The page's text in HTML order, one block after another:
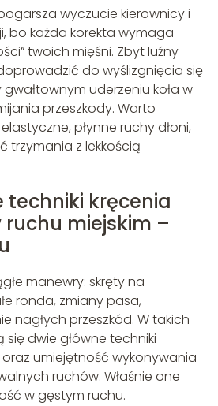
wyczucie kierownicy i
bo każda korekta wymaga
twoich mięśni. Zbyt luźny
do wyślizgnięcia się
uderzeniu koła w
przeszkody. Warto
płynne ruchy dłoni,
trzymania z lekkością
techniki kręcenia
ruchu miejskim –
manewry: skręty na
ronda, zmiany pasa,
nagłych przeszkód. W takich
dwie główne techniki
umiejętność wykonywania
ruchów. Właśnie one
w gęstym ruchu.